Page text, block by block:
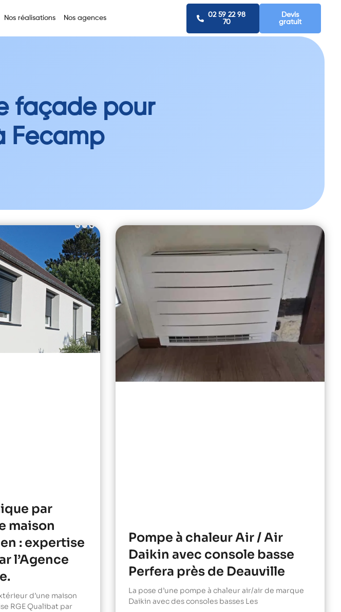
Nos réalisations Nos agences
02 59 22 98
70
Devis
gratuit
façade pour
Fecamp
par
maison
: expertise
l’Agence
d’une maison
RGE Qualibat par
Pompe à chaleur Air / Air
Daikin avec console basse
Perfera près de Deauville
La pose d’une pompe à chaleur air/air de marque
Daikin avec des consoles basses Les